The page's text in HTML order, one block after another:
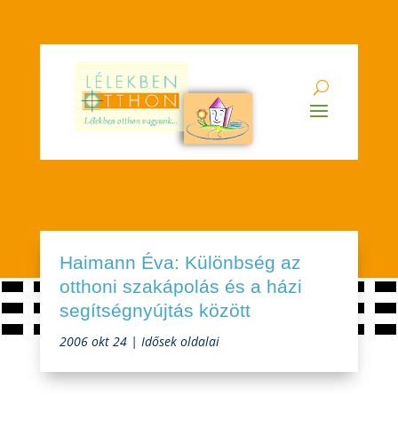
Haimann Éva: Különbség az
otthoni szakápolás és a házi
segítségnyújtás között
2006 okt 24 |Idősek oldalai